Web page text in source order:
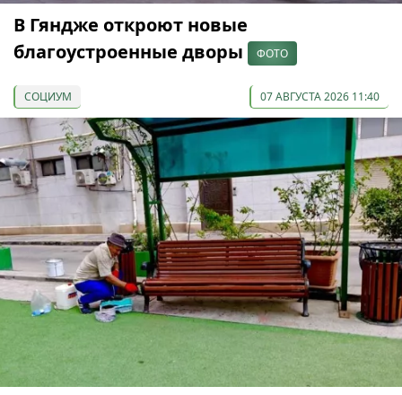
В Гяндже откроют новые
благоустроенные дворы
ФОТО
СОЦИУМ 07 АВГУСТА 2026 11:40